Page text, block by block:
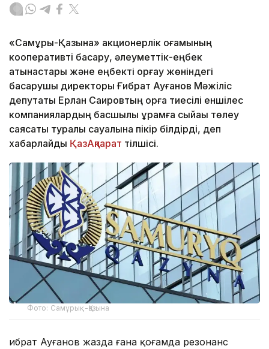
«Самұрық-Қазына» акционерлік қоғамының
кооперативті басқару, әлеуметтік-еңбек
қатынастары және еңбекті қорғау жөніндегі
басқарушы директоры Ғибрат Ауғанов Мәжіліс
депутаты Ерлан Саировтың қорға тиесілі еншілес
компаниялардың басшылық құрамға сыйақы төлеу
саясаты туралы сауалына пікір білдірді, деп
хабарлайды ҚазАқпарат тілшісі.
Фото: Самұрық-Қазына
Ғибрат Ауғанов жазда ғана қоғамда резонанс